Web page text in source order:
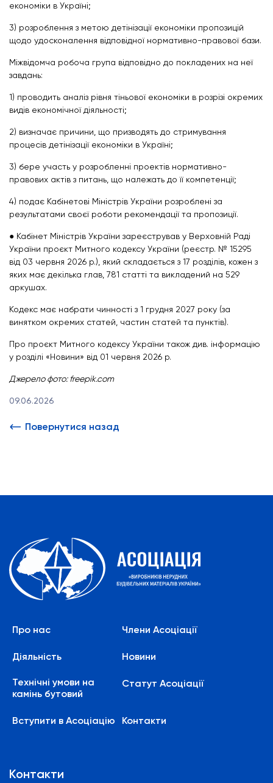
економіки в Україні;
3) розроблення з метою детінізації економіки пропозицій
щодо удосконалення відповідної нормативно-правової бази.
Міжвідомча робоча група відповідно до покладених на неї
завдань:
1) проводить аналіз рівня тіньової економіки в розрізі окремих
видів економічної діяльності;
2) визначає причини, що призводять до стримування
процесів детінізації економіки в Україні;
3) бере участь у розробленні проектів нормативно-
правових актів з питань, що належать до її компетенції;
4) подає Кабінетові Міністрів України розроблені за
результатами своєї роботи рекомендації та пропозиції.
● Кабінет Міністрів України зареєстрував у Верховній Раді
України проєкт Митного кодексу України (реєстр. № 15295
від 03 червня 2026 р.), який складається з 17 розділів, кожен з
яких має декілька глав, 781 статті та викладений на 529
аркушах.
Кодекс має набрати чинності з 1 грудня 2027 року (за
винятком окремих статей, частин статей та пунктів).
Про проєкт Митного кодексу України також див. інформацію
у розділі «Новини» від 01 червня 2026 р.
Джерело фото: freepik.com
09.06.2026
Повернутися назад
Про нас Члени Асоціації
Діяльність Новини
Технічні умови на
камінь бутовий
Статут Асоціації
Вступити в Асоціацію Контакти
Контакти